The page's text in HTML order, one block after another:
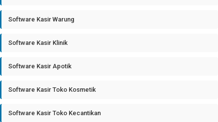
Software Kasir Warung
Software Kasir Klinik
Software Kasir Apotik
Software Kasir Toko Kosmetik
Software Kasir Toko Kecantikan